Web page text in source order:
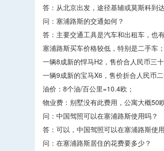
答：从北京出发，途径基辅或莫斯科到
问：塞浦路斯的交通如何？
答：主要交通工具是汽车和出租车，也
塞浦路斯买车价格较低，特别是二手车；
一辆8成新的悍马H2，售价合人民币三十
一辆9成新的宝马X6，售价折合人民币二
油价：8个油/百公里=10.4欧；
物业费：别墅没有此费用，公寓大概50
问：中国驾照可以在塞浦路斯使用吗？
答：可以，中国驾照可以在塞浦路斯使
问：在塞浦路斯居住的花费要多少？